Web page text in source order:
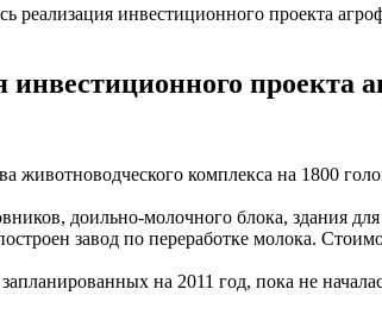
реализация инвестиционного проекта
проекта
животноводческого комплекса на 1800
доильно-молочного блока, здания
завод по переработке молока.
на 2011 год, пока не